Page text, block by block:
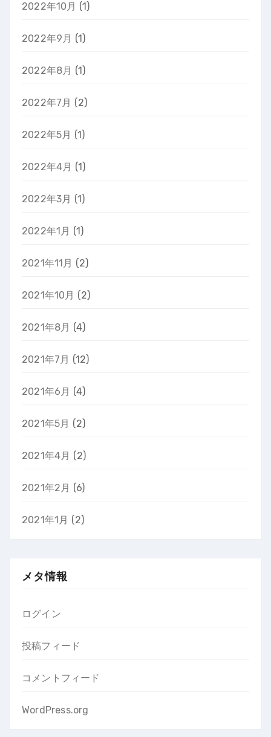
2022年10月 (1)
2022年9月 (1)
2022年8月 (1)
2022年7月 (2)
2022年5月 (1)
2022年4月 (1)
2022年3月 (1)
2022年1月 (1)
2021年11月 (2)
2021年10月 (2)
2021年8月 (4)
2021年7月 (12)
2021年6月 (4)
2021年5月 (2)
2021年4月 (2)
2021年2月 (6)
2021年1月 (2)
メタ情報
ログイン
投稿フィード
コメントフィード
WordPress.org